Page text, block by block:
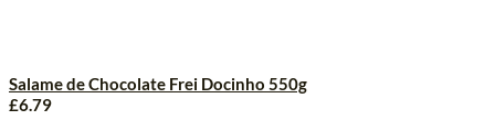
Salame de Chocolate Frei Docinho 550g
£6.79